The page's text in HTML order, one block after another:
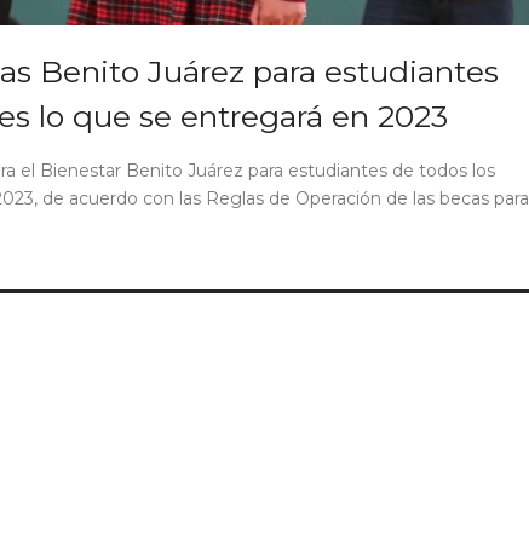
Benito Juárez para estudiantes
lo que se entregará en 2023
el Bienestar Benito Juárez para estudiantes de todos los
de acuerdo con las Reglas de Operación de las becas para